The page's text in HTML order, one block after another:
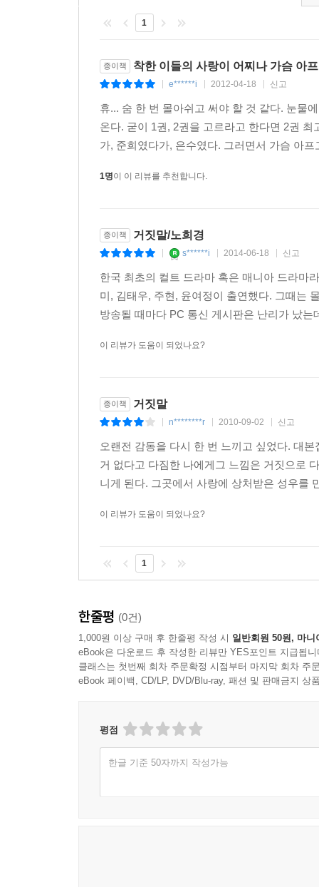
‘거짓말’ 속에 숨겨진 진실을 일깨우는 드라마의 교
노희경의 두 번째 대본집인 『거짓말』은 드라
있기 때문이다.
매 신마다 사연 있는 아픔과 지독한 사랑을 한
드라마’라는 또 다른 재미를 선사할 것이다. 또
20부작을 1권 9회, 2권 11회 두 권으로 나누어
다시 한 번 성찰하게 하며, 사랑이 감추고 있는 ‘거
* 2010년 3월 노희경 작가의 단편 대본집 『세상
* 사람을 사랑하고, 세상을 사랑하는 노희경 작가
1
종이책 착한 이들의 사랑이 어찌나 가슴 아
e******i 2012-04-18 신고
휴... 숨 한 번 몰아쉬고 써야 할 것 같다. 눈물
온다. 굳이 1권, 2권을 고르라고 한다면 2권
가, 준희였다가, 은수였다. 그러면서 가슴 아
1명이 이 리뷰를 추천합니다.
종이책 거짓말/노희경
s******i 2014-06-18 신고
한국 최초의 컬트 드라마 혹은 매니아 드라마
미, 김태우, 주현, 윤여정이 출연했다. 그때는
방송될 때마다 PC 통신 게시판은 난리가 났
이 리뷰가 도움이 되었나요?
종이책 거짓말
n********r 2010-09-02 신고
오랜전 감동을 다시 한 번 느끼고 싶었다. 대
거 없다고 다짐한 나에게그 느낌은 거짓으로
니게 된다. 그곳에서 사랑에 상처받은 성우를
이 리뷰가 도움이 되었나요?
1
한줄평 (0건)
1,000원 이상 구매 후 한줄평 작성 시 일반회원 50원, 마니
eBook은 다운로드 후 작성한 리뷰만 YES포인트 지급됩니
클래스는 첫번째 회차 주문확정 시점부터 마지막 회차 주
eBook 페이백, CD/LP, DVD/Blu-ray, 패션 및 판매금지 상
평점
한글 기준 50자까지 작성가능